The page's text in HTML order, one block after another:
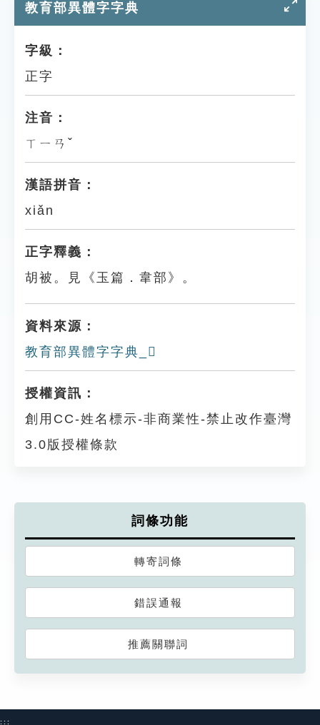
貓頭鷹博士
教育部異體字字典
字級：
正字
注音：
ㄒㄧㄢˇ
漢語拼音：
xiǎn
正字釋義：
胡被。見《玉篇．韋部》。
資料來源：
教育部異體字字典_𩏩
授權資訊：
創用CC-姓名標示-非商業性-禁止改作臺灣
3.0版授權條款
詞條功能
轉寄詞條
錯誤通報
推薦關聯詞
:::